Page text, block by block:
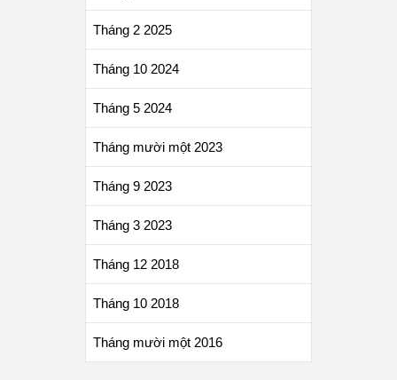
Tháng 2 2025
Tháng 10 2024
Tháng 5 2024
Tháng mười một 2023
Tháng 9 2023
Tháng 3 2023
Tháng 12 2018
Tháng 10 2018
Tháng mười một 2016